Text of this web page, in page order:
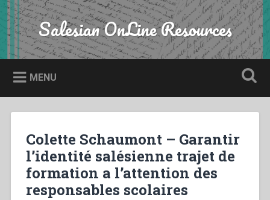
Skip
to
content
Search Salesian OnLine Resources
MENU
Colette Schaumont – Garantir
l’identité salésienne trajet de
formation a l’attention des
responsables scolaires